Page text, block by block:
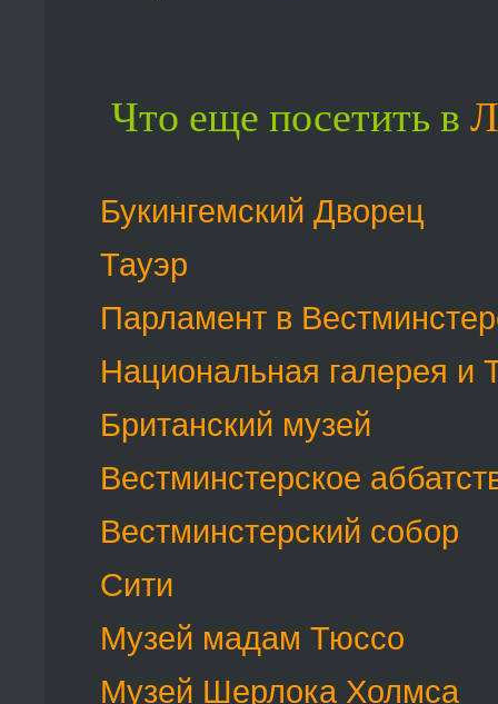
Что еще посетить в
Букингемский Дворец
Тауэр
Парламент в
Национальная галерея и
Британский музей
Вестминстерское
Вестминстерский собор
Сити
Музей мадам Тюссо
Музей Шерлока Холмса